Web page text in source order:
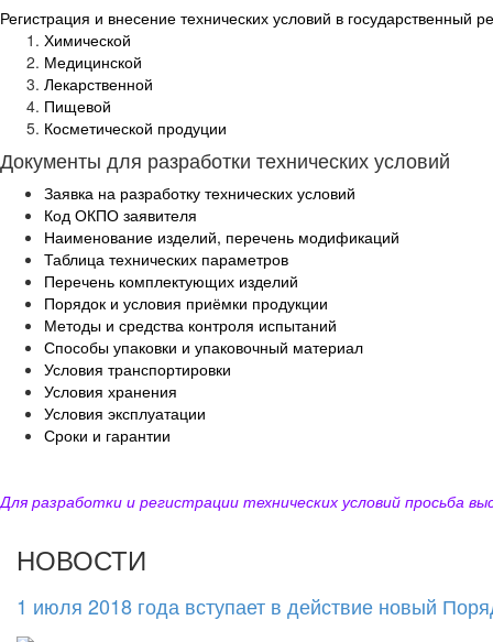
Регистрация и внесение технических условий в государственный
Химической
Медицинской
Лекарственной
Пищевой
Косметической продуции
Документы для разработки технических условий
Заявка на разработку технических условий
Код ОКПО заявителя
Наименование изделий, перечень модификаций
Таблица технических параметров
Перечень комплектующих изделий
Порядок и условия приёмки продукции
Методы и средства контроля испытаний
Способы упаковки и упаковочный материал
Условия транспортировки
Условия хранения
Условия эксплуатации
Сроки и гарантии
Для разработки и регистрации технических условий просьба
НОВОСТИ
1 июля 2018 года вступает в действие новый